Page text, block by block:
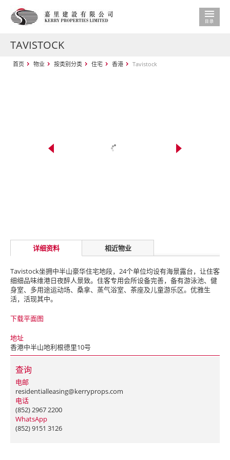
TAVISTOCK
首页 物业 按类别分类 住宅 香港 Tavistock
详细资料 相近物业
Tavistock坐拥中半山豪华住宅地段，24个单位均设有海景露台，让住客
细细品味维港日夜醉人景致。住客专用会所设备完善，备有游泳池、健
身室、多用途运动场、桑拿、蒸气浴室、茶座及儿童游乐区。优雅生
活，活现其中。
下载平面图
地址
香港中半山地利根德里10号
查询
电邮
residentialleasing@kerryprops.com
电话
(852) 2967 2200
WhatsApp
(852) 9151 3126